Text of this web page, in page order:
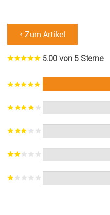
Zum Artikel
5.00 von 5 Sterne